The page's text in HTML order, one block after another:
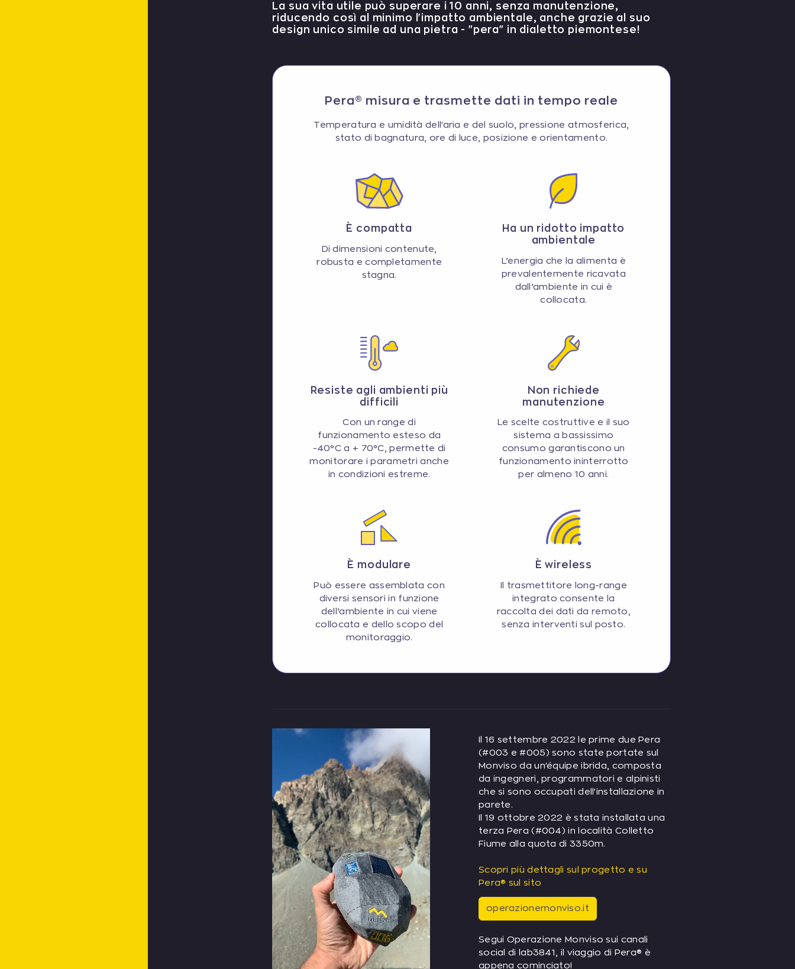
La sua vita utile può superare i 10 anni, senza manutenzione,
riducendo così al minimo l'impatto ambientale, anche grazie al suo
design unico simile ad una pietra - "pera" in dialetto piemontese!
Pera® misura e trasmette dati in tempo reale
Temperatura e umidità dell'aria e del suolo, pressione atmosferica,
stato di bagnatura, ore di luce, posizione e orientamento.
È compatta
Di dimensioni contenute,
robusta e completamente
stagna.
Ha un ridotto impatto
ambientale
L’energia che la alimenta è
prevalentemente ricavata
dall’ambiente in cui è
collocata.
Resiste agli ambienti più
difficili
Con un range di
funzionamento esteso da
-40°C a + 70°C, permette di
monitorare i parametri anche
in condizioni estreme.
Non richiede
manutenzione
Le scelte costruttive e il suo
sistema a bassissimo
consumo garantiscono un
funzionamento ininterrotto
per almeno 10 anni.
È modulare
Può essere assemblata con
diversi sensori in funzione
dell’ambiente in cui viene
collocata e dello scopo del
monitoraggio.
È wireless
Il trasmettitore long-range
integrato consente la
raccolta dei dati da remoto,
senza interventi sul posto.
Il 16 settembre 2022 le prime due Pera
(#003 e #005) sono state portate sul
Monviso da un'équipe ibrida, composta
da ingegneri, programmatori e alpinisti
che si sono occupati dell'installazione in
parete.
Il 19 ottobre 2022 è stata installata una
terza Pera (#004) in località Colletto
Fiume alla quota di 3350m.
Scopri più dettagli sul progetto e su
Pera® sul sito
operazionemonviso.it
Segui Operazione Monviso sui canali
social di lab3841, il viaggio di Pera® è
appena cominciato!